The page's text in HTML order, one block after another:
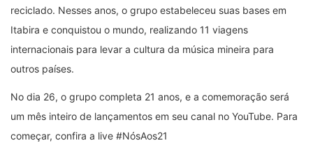
reciclado. Nesses anos, o grupo estabeleceu suas bases em
Itabira e conquistou o mundo, realizando 11 viagens
internacionais para levar a cultura da música mineira para
outros países.
No dia 26, o grupo completa 21 anos, e a comemoração será
um mês inteiro de lançamentos em seu canal no YouTube. Para
começar, confira a live #NósAos21